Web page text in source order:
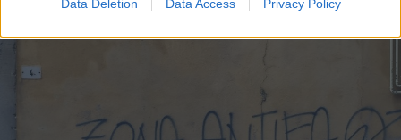
Data Deletion Data Access Privacy Policy